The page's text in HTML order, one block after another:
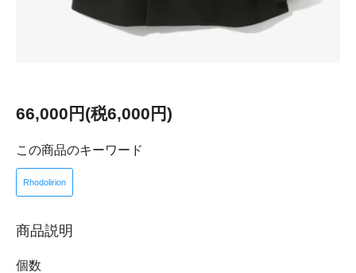
66,000円(税6,000円)
この商品のキーワード
Rhodolirion
商品説明
個数